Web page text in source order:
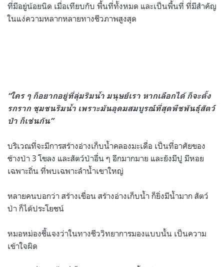
ที่มีอยู่น้อยนิด เมื่อเทียบกับ พื้นที่ทั้งหมด และเป็นพื้นที่ ที่มีสำคัญ
ในแง่ความหลากหลายทางชีวภาพสูงสุด
“ใคร ๆ ก็อยากอยู่ที่ลุ่มริมน้ำ มนุษย์เรา หากเลือกได้ ก็จะตั้ง
รกราก ชุมชนริมน้ำ เพราะมันอุดมสมบูรณ์ที่สุดพืชพันธุ์สัตว์
ป่า ก็เช่นกัน”
บริเวณที่จะมีการสร้างอ่างเก็บน้ำคลองมะเดื่อ เป็นที่อาศัยของ
ช้างป่า 3 โขลง และสัตว์ป่าอื่น ๆ อีกมากมาย และยังมีปู มีหอย
เฉพาะถิ่น ที่พบเฉพาะลำน้ำเขาใหญ่
หลายคนบอกว่า สร้างเขื่อน สร้างอ่างเก็บน้ำ ก็ยิ่งมีน้ำมาก สัตว์
ป่า ก็ได้ประโยชน์
หมอหม่องชี้แจงว่าในทางชีววิทยาการมองแบบนั้น เป็นความ
เข้าใจผิด